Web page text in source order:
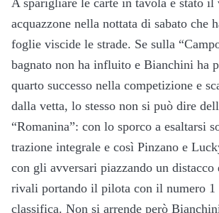
A sparigliare le carte in tavola è stato il
acquazzone nella nottata di sabato che
foglie viscide le strade. Se sulla
bagnato non ha influito e Bianchini ha
quarto successo nella competizione e
dalla vetta, lo stesso non si può dire
“Romanina”: con lo sporco a esaltarsi
trazione integrale e così Pinzano e
con gli avversari piazzando un distacco
rivali portando il pilota con il numero 1
classifica. Non si arrende però